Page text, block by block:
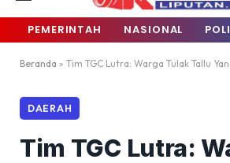
PEMERINTAH NASIONAL
Beranda » Tim TGC Lutra: Warga Tulak Tallu Yang Diduga
DAERAH
Tim TGC Lutra: